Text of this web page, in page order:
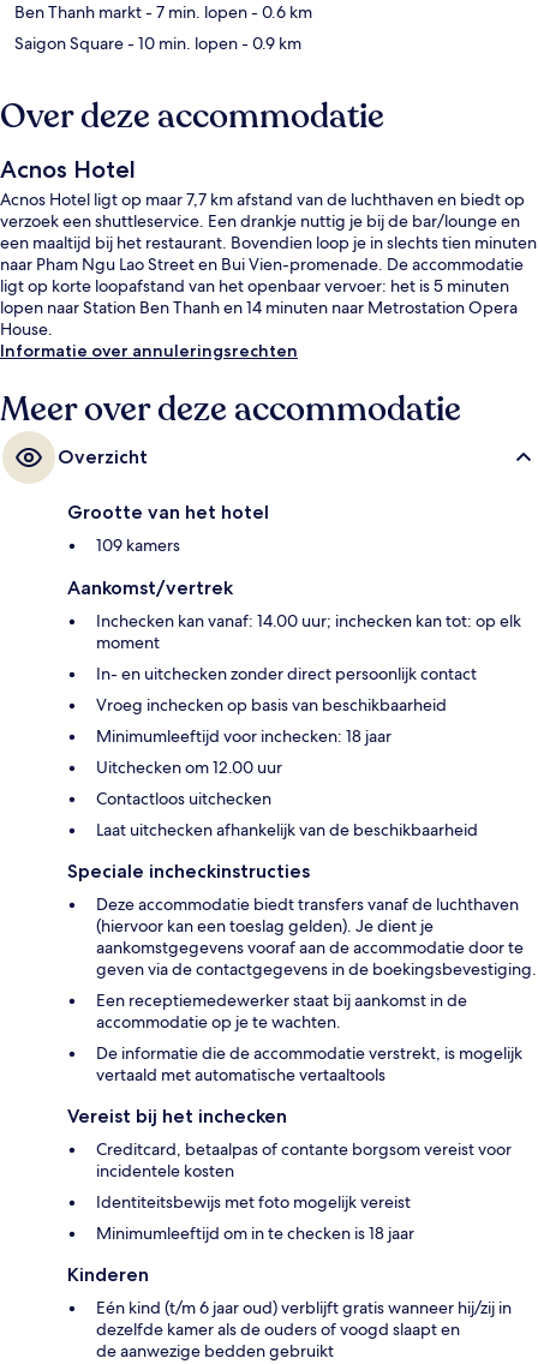
Ben Thanh markt- 7 min. lopen- 0.6 km
Saigon Square- 10 min. lopen- 0.9 km
Over deze accommodatie
Acnos Hotel
Acnos Hotel ligt op maar 7,7 km afstand van de luchthaven en biedt op
verzoek een shuttleservice. Een drankje nuttig je bij de bar/lounge en
een maaltijd bij het restaurant. Bovendien loop je in slechts tien minuten
naar Pham Ngu Lao Street en Bui Vien-promenade. De accommodatie
ligt op korte loopafstand van het openbaar vervoer: het is 5 minuten
lopen naar Station Ben Thanh en 14 minuten naar Metrostation Opera
House.
Informatie over annuleringsrechten
Meer over deze accommodatie
Overzicht
Grootte van het hotel
109 kamers
Aankomst/vertrek
Inchecken kan vanaf: 14.00 uur; inchecken kan tot: op elk
moment
In- en uitchecken zonder direct persoonlijk contact
Vroeg inchecken op basis van beschikbaarheid
Minimumleeftijd voor inchecken: 18 jaar
Uitchecken om 12.00 uur
Contactloos uitchecken
Laat uitchecken afhankelijk van de beschikbaarheid
Speciale incheckinstructies
Deze accommodatie biedt transfers vanaf de luchthaven
(hiervoor kan een toeslag gelden). Je dient je
aankomstgegevens vooraf aan de accommodatie door te
geven via de contactgegevens in de boekingsbevestiging.
Een receptiemedewerker staat bij aankomst in de
accommodatie op je te wachten.
De informatie die de accommodatie verstrekt, is mogelijk
vertaald met automatische vertaaltools
Vereist bij het inchecken
Creditcard, betaalpas of contante borgsom vereist voor
incidentele kosten
Identiteitsbewijs met foto mogelijk vereist
Minimumleeftijd om in te checken is 18 jaar
Kinderen
Eén kind (t/m 6 jaar oud) verblijft gratis wanneer hij/zij in
dezelfde kamer als de ouders of voogd slaapt en
de aanwezige bedden gebruikt